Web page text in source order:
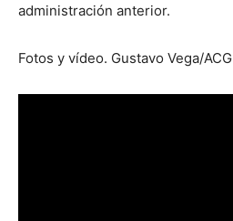
administración anterior.
Fotos y vídeo. Gustavo Vega/ACG